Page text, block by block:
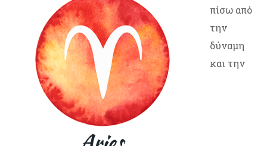
πίσω από
την
δύναμη
και την